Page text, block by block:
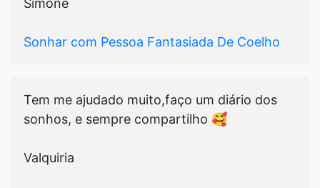
Simone
Sonhar com Pessoa Fantasiada De Coelho
Tem me ajudado muito,faço um diário dos
sonhos, e sempre compartilho 🥰
Valquiria